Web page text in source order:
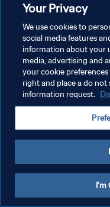
Your Privacy
We use cookies to
social media features
information about your
media, advertising and
your cookie
right and place a do not
information request.
I'm